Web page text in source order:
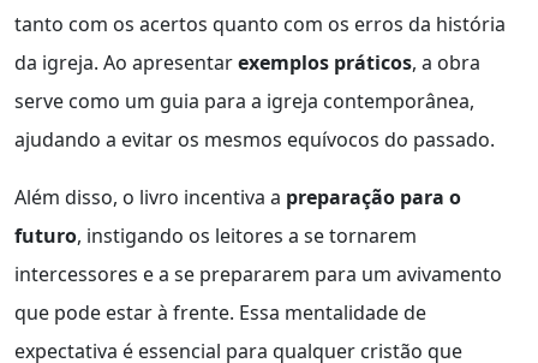
tanto com os acertos quanto com os erros da história
da igreja. Ao apresentarexemplos práticos, a obra
serve como um guia para a igreja contemporânea,
ajudando a evitar os mesmos equívocos do passado.
Além disso, o livro incentiva a preparação para o
futuro, instigando os leitores a se tornarem
intercessores e a se prepararem para um avivamento
que pode estar à frente. Essa mentalidade de
expectativa é essencial para qualquer cristão que